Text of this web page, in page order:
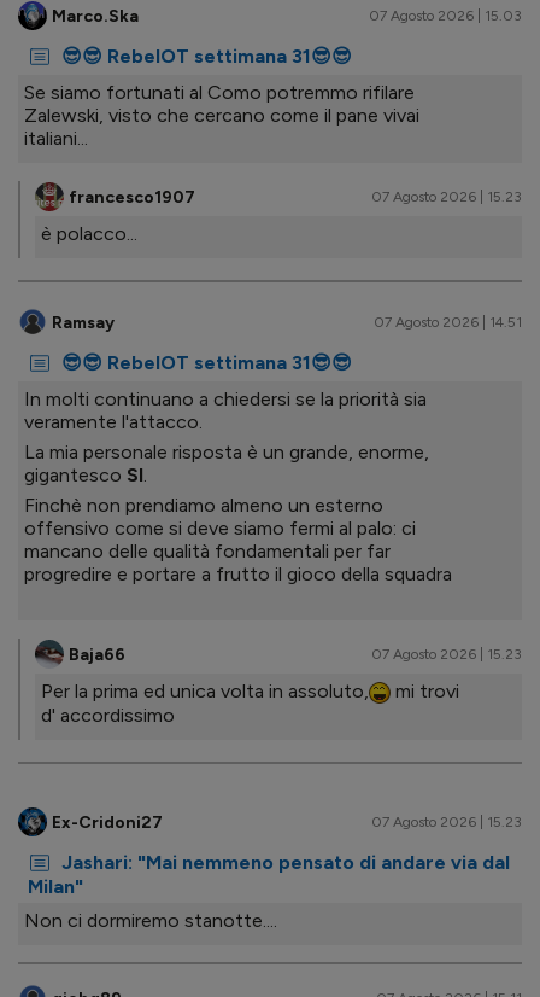
Marco.Ska 07 Agosto 2026 | 15.03
😎😎 RebelOT settimana 31😎😎
Se siamo fortunati al Como potremmo rifilare
Zalewski, visto che cercano come il pane vivai
italiani...
francesco1907 07 Agosto 2026 | 15.23
è polacco...
Ramsay 07 Agosto 2026 | 14.51
😎😎 RebelOT settimana 31😎😎
In molti continuano a chiedersi se la priorità sia
veramente l'attacco.
La mia personale risposta è un grande, enorme,
gigantesco SI.
Finchè non prendiamo almeno un esterno
offensivo come si deve siamo fermi al palo: ci
mancano delle qualità fondamentali per far
progredire e portare a frutto il gioco della squadra
Baja66 07 Agosto 2026 | 15.23
Per la prima ed unica volta in assoluto,
mi trovi
d' accordissimo
Ex-Cridoni27 07 Agosto 2026 | 15.23
Jashari: "Mai nemmeno pensato di andare via dal
Milan"
Non ci dormiremo stanotte....